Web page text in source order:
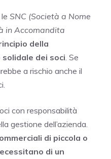
SNC (Società a Nome
in Accomandita
della
dei soci. Se
a rischio anche il
con responsabilità
gestione dell’azienda.
di piccola o
di un